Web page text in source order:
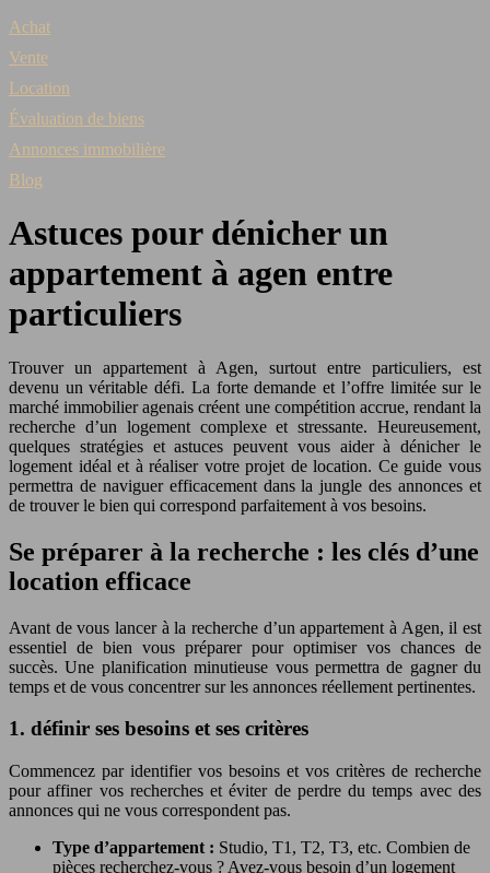
Achat
Vente
Location
Évaluation de biens
Annonces immobilière
Blog
Astuces pour dénicher un
appartement à agen entre
particuliers
Trouver un appartement à Agen, surtout entre particuliers, est
devenu un véritable défi. La forte demande et l’offre limitée sur le
marché immobilier agenais créent une compétition accrue, rendant la
recherche d’un logement complexe et stressante. Heureusement,
quelques stratégies et astuces peuvent vous aider à dénicher le
logement idéal et à réaliser votre projet de location. Ce guide vous
permettra de naviguer efficacement dans la jungle des annonces et
de trouver le bien qui correspond parfaitement à vos besoins.
Se préparer à la recherche : les clés d’une
location efficace
Avant de vous lancer à la recherche d’un appartement à Agen, il est
essentiel de bien vous préparer pour optimiser vos chances de
succès. Une planification minutieuse vous permettra de gagner du
temps et de vous concentrer sur les annonces réellement pertinentes.
1. définir ses besoins et ses critères
Commencez par identifier vos besoins et vos critères de recherche
pour affiner vos recherches et éviter de perdre du temps avec des
annonces qui ne vous correspondent pas.
Type d’appartement : Studio, T1, T2, T3, etc. Combien de
pièces recherchez-vous ? Avez-vous besoin d’un logement